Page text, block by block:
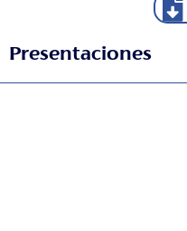
Presentaciones